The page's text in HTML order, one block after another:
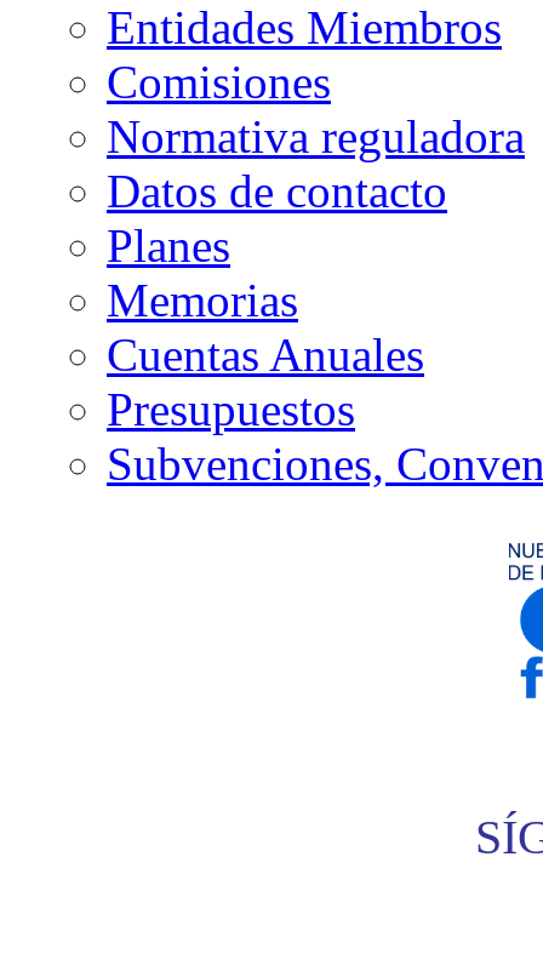
Entidades Miembros
Comisiones
Normativa reguladora
Datos de contacto
Planes
Memorias
Cuentas Anuales
Presupuestos
Subvenciones,